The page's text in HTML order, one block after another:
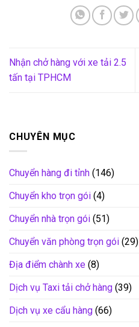
Nhận chở hàng với xe tải 2.5
tấn tại TPHCM
CHUYÊN MỤC
Chuyển hàng đi tỉnh (146)
Chuyển kho trọn gói (4)
Chuyển nhà trọn gói (51)
Chuyển văn phòng trọn gói (29)
Địa điểm chành xe (8)
Dịch vụ Taxi tải chở hàng (39)
Dịch vụ xe cẩu hàng (66)